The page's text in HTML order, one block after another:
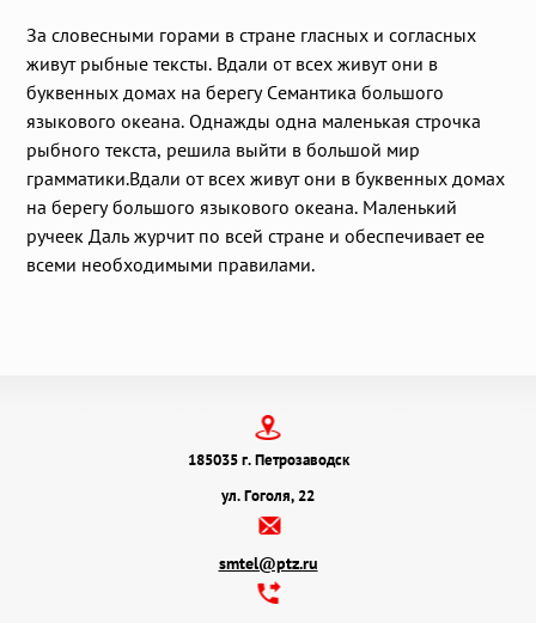
За словесными горами в стране гласных и согласных
живут рыбные тексты. Вдали от всех живут они в
буквенных домах на берегу Семантика большого
языкового океана. Однажды одна маленькая строчка
рыбного текста, решила выйти в большой мир
грамматики.Вдали от всех живут они в буквенных домах
на берегу большого языкового океана. Маленький
ручеек Даль журчит по всей стране и обеспечивает ее
всеми необходимыми правилами.
185035 г. Петрозаводск
ул. Гоголя, 22
smtel@ptz.ru